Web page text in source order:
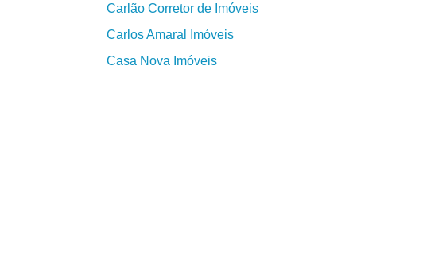
Carlão Corretor de Imóveis
Carlos Amaral Imóveis
Casa Nova Imóveis